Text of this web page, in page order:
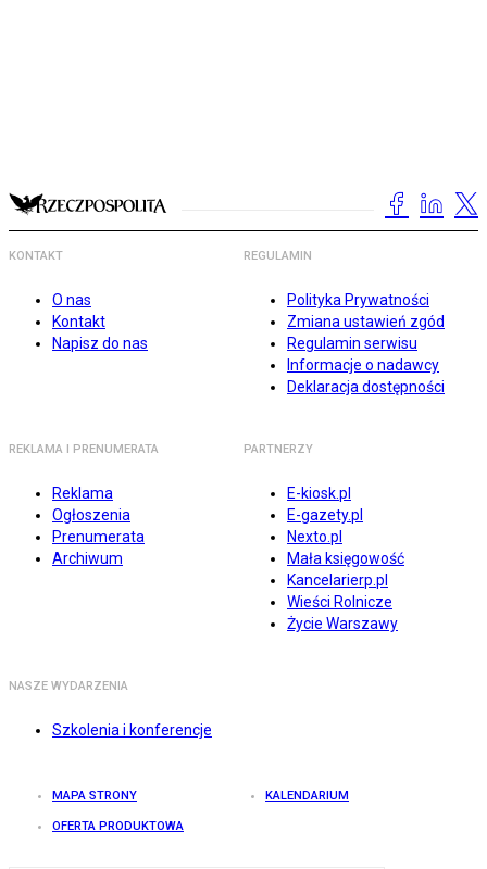
KONTAKT
O nas
Kontakt
Napisz do nas
REGULAMIN
Polityka Prywatności
Zmiana ustawień zgód
Regulamin serwisu
Informacje o nadawcy
Deklaracja dostępności
REKLAMA I PRENUMERATA
Reklama
Ogłoszenia
Prenumerata
Archiwum
PARTNERZY
E-kiosk.pl
E-gazety.pl
Nexto.pl
Mała księgowość
Kancelarierp.pl
Wieści Rolnicze
Życie Warszawy
NASZE WYDARZENIA
Szkolenia i konferencje
MAPA STRONY KALENDARIUM
OFERTA PRODUKTOWA